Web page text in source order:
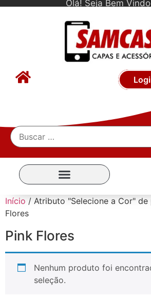
Olá! Seja Bem
Início / Atributo "Selecione a Cor"
Flores
Pink Flores
Nenhum produto foi
seleção.